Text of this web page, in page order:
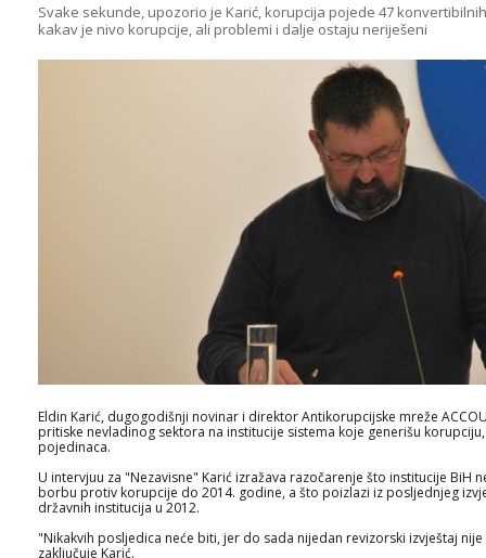
Svake sekunde, upozorio je Karić, korupcija pojede 47
kakav je nivo korupcije, ali problemi i dalje ostaju neriješeni
Eldin Karić, dugogodišnji novinar i direktor Antikorupcijske mreže
pritiske nevladinog sektora na institucije sistema koje generišu
pojedinaca.
U intervjuu za "Nezavisne" Karić izražava razočarenje što institucije BiH
borbu protiv korupcije do 2014. godine, a što poizlazi iz posljednjeg
državnih institucija u 2012.
"Nikakvih posljedica neće biti, jer do sada nijedan revizorski izvještaj
zaključuje Karić.